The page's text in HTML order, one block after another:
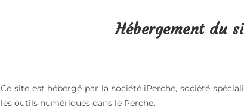
Hébergement du
Ce site est hébergé par la société iPerche, société
les outils numériques dans le Perche.